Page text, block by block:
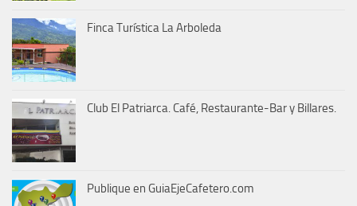
Finca Turística La Arboleda
Club El Patriarca. Café, Restaurante-Bar y Billares.
Publique en GuiaEjeCafetero.com